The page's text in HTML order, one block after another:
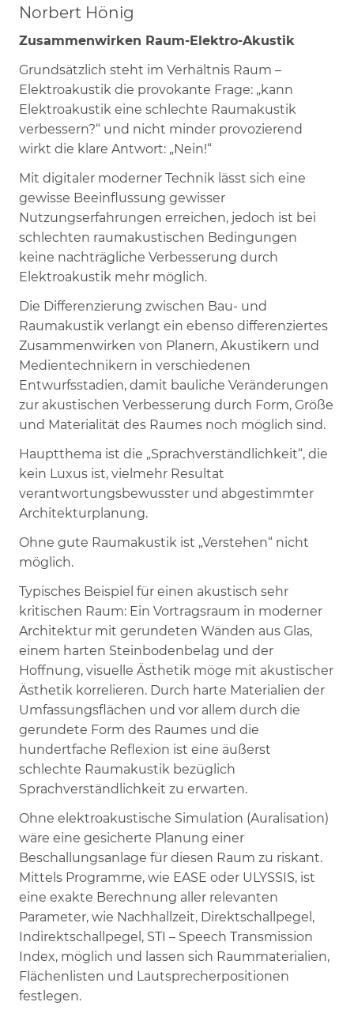
Norbert Hönig
Zusammenwirken Raum-Elektro-Akustik
Grundsätzlich steht im Verhältnis Raum –
Elektroakustik die provokante Frage: „kann
Elektroakustik eine schlechte Raumakustik
verbessern?“ und nicht minder provozierend
wirkt die klare Antwort: „Nein!“
Mit digitaler moderner Technik lässt sich eine
gewisse Beeinflussung gewisser
Nutzungserfahrungen erreichen, jedoch ist bei
schlechten raumakustischen Bedingungen
keine nachträgliche Verbesserung durch
Elektroakustik mehr möglich.
Die Differenzierung zwischen Bau- und
Raumakustik verlangt ein ebenso differenziertes
Zusammenwirken von Planern, Akustikern und
Medientechnikern in verschiedenen
Entwurfsstadien, damit bauliche Veränderungen
zur akustischen Verbesserung durch Form, Größe
und Materialität des Raumes noch möglich sind.
Hauptthema ist die „Sprachverständlichkeit“, die
kein Luxus ist, vielmehr Resultat
verantwortungsbewusster und abgestimmter
Architekturplanung.
Ohne gute Raumakustik ist „Verstehen“ nicht
möglich.
Typisches Beispiel für einen akustisch sehr
kritischen Raum: Ein Vortragsraum in moderner
Architektur mit gerundeten Wänden aus Glas,
einem harten Steinbodenbelag und der
Hoffnung, visuelle Ästhetik möge mit akustischer
Ästhetik korrelieren. Durch harte Materialien der
Umfassungsflächen und vor allem durch die
gerundete Form des Raumes und die
hundertfache Reflexion ist eine äußerst
schlechte Raumakustik bezüglich
Sprachverständlichkeit zu erwarten.
Ohne elektroakustische Simulation (Auralisation)
wäre eine gesicherte Planung einer
Beschallungsanlage für diesen Raum zu riskant.
Mittels Programme, wie EASE oder ULYSSIS, ist
eine exakte Berechnung aller relevanten
Parameter, wie Nachhallzeit, Direktschallpegel,
Indirektschallpegel, STI – Speech Transmission
Index, möglich und lassen sich Raummaterialien,
Flächenlisten und Lautsprecherpositionen
festlegen.